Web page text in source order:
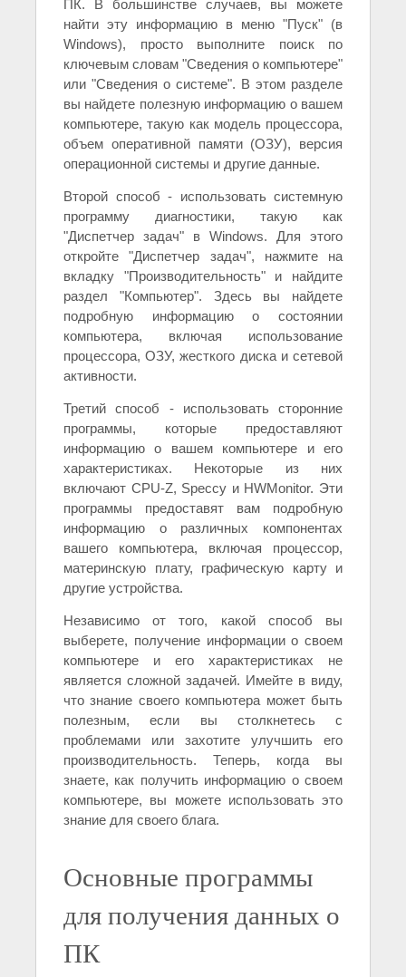
ПК. В большинстве случаев, вы можете
найти эту информацию в меню "Пуск" (в
Windows), просто выполните поиск по
ключевым словам "Сведения о компьютере"
или "Сведения о системе". В этом разделе
вы найдете полезную информацию о вашем
компьютере, такую как модель процессора,
объем оперативной памяти (ОЗУ), версия
операционной системы и другие данные.
Второй способ - использовать системную
программу диагностики, такую как
"Диспетчер задач" в Windows. Для этого
откройте "Диспетчер задач", нажмите на
вкладку "Производительность" и найдите
раздел "Компьютер". Здесь вы найдете
подробную информацию о состоянии
компьютера, включая использование
процессора, ОЗУ, жесткого диска и сетевой
активности.
Третий способ - использовать сторонние
программы, которые предоставляют
информацию о вашем компьютере и его
характеристиках. Некоторые из них
включают CPU-Z, Speccy и HWMonitor. Эти
программы предоставят вам подробную
информацию о различных компонентах
вашего компьютера, включая процессор,
материнскую плату, графическую карту и
другие устройства.
Независимо от того, какой способ вы
выберете, получение информации о своем
компьютере и его характеристиках не
является сложной задачей. Имейте в виду,
что знание своего компьютера может быть
полезным, если вы столкнетесь с
проблемами или захотите улучшить его
производительность. Теперь, когда вы
знаете, как получить информацию о своем
компьютере, вы можете использовать это
знание для своего блага.
Основные программы
для получения данных о
ПК